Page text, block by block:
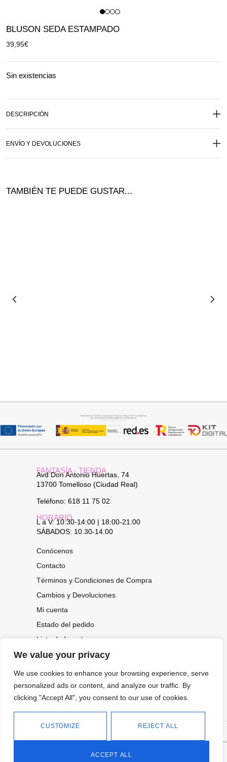
We value your privacy
We use cookies to enhance your browsing experience, serve
personalized ads or content, and analyze our traffic. By
clicking "Accept All", you consent to our use of cookies.
CUSTOMIZE REJECT ALL
ACCEPT ALL
BLUSON SEDA ESTAMPADO
39,95€
Sin existencias
DESCRIPCIÓN
ENVÍO Y DEVOLUCIONES
TAMBIÉN TE PUEDE GUSTAR...
FANTASÍA - TIENDA
Avd Don Antonio Huertas, 74
13700 Tomelloso (Ciudad Real)
Teléfono: 618 11 75 02
HORARIO
L a V: 10:30-14:00 | 18:00-21:00
SÁBADOS: 10.30-14:00
Conócenos
Contacto
Términos y Condiciones de Compra
Cambios y Devoluciones
Mi cuenta
Estado del pedido
Lista de favoritos
CONOCE NUESTRAS NOVEDADES,
OFERTAS...
2026.